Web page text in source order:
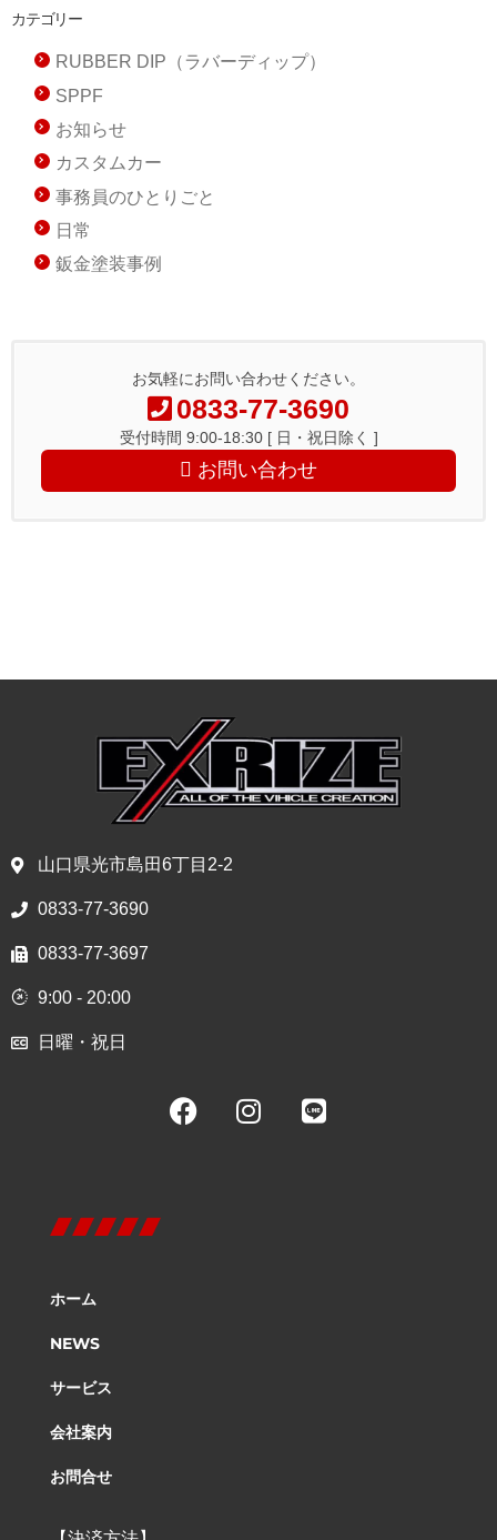
カテゴリー
RUBBER DIP（ラバーディップ）
SPPF
お知らせ
カスタムカー
事務員のひとりごと
日常
鈑金塗装事例
お気軽にお問い合わせください。
0833-77-3690
受付時間 9:00-18:30 [ 日・祝日除く ]
お問い合わせ
山口県光市島田6丁目2-2
0833-77-3690
0833-77-3697
9:00 - 20:00
日曜・祝日
ホーム
NEWS
サービス
会社案内
お問合せ